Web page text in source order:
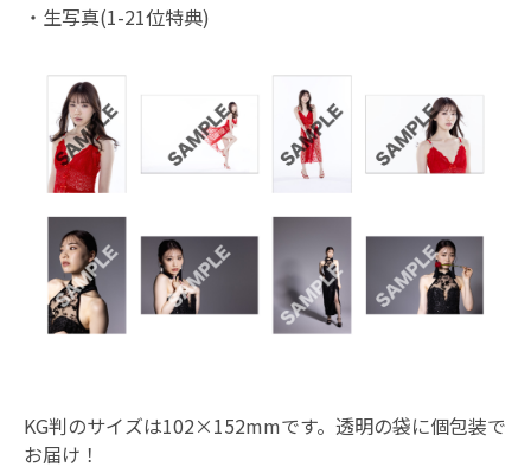
・生写真(1-21位特典)
KG判のサイズは102×152mmです。透明の袋に個包装で
お届け！